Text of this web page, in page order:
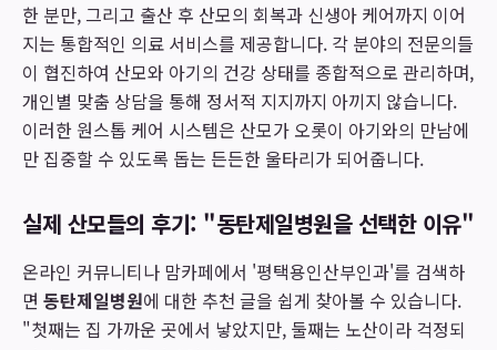
한 분만, 그리고 출산 후 산모의 회복과 신생아 케어까지 이어
지는 통합적인 의료 서비스를 제공합니다. 각 분야의 전문의들
이 협진하여 산모와 아기의 건강 상태를 종합적으로 관리하며,
개인별 맞춤 상담을 통해 정서적 지지까지 아끼지 않습니다.
이러한 원스톱 케어 시스템은 산모가 오롯이 아기와의 만남에
만 집중할 수 있도록 돕는 든든한 울타리가 되어줍니다.
실제 산모들의 후기: "동탄제일병원을 선택한 이유"
온라인 커뮤니티나 맘카페에서 '평택용인산부인과'를 검색하
면 동탄제일병원에 대한 추천 글을 쉽게 찾아볼 수 있습니다.
"첫째는 집 가까운 곳에서 낳았지만, 둘째는 노산이라 걱정되